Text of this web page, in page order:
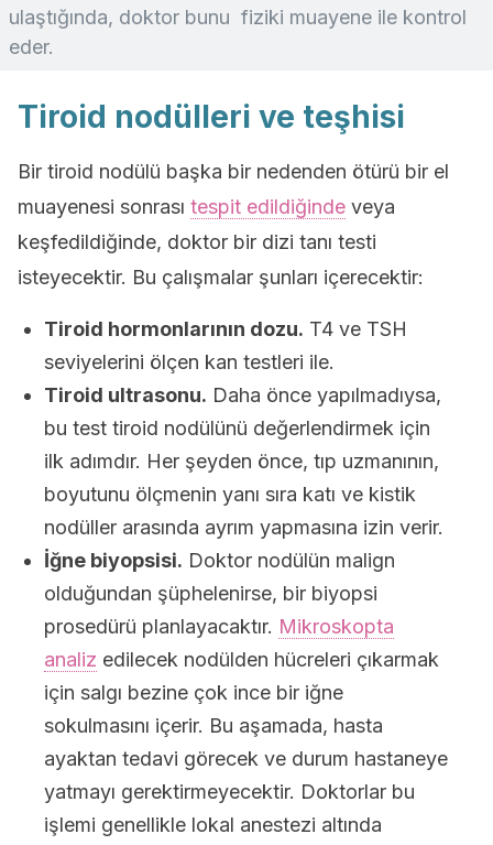
ulaştığında, doktor bunu fiziki muayene ile kontrol
eder.
Tiroid nodülleri ve teşhisi
Bir tiroid nodülü başka bir nedenden ötürü bir el
muayenesi sonrası tespit edildiğinde veya
keşfedildiğinde, doktor bir dizi tanı testi
isteyecektir. Bu çalışmalar şunları içerecektir:
Tiroid hormonlarının dozu. T4 ve TSH
seviyelerini ölçen kan testleri ile.
Tiroid ultrasonu. Daha önce yapılmadıysa,
bu test tiroid nodülünü değerlendirmek için
ilk adımdır. Her şeyden önce, tıp uzmanının,
boyutunu ölçmenin yanı sıra katı ve kistik
nodüller arasında ayrım yapmasına izin verir.
İğne biyopsisi. Doktor nodülün malign
olduğundan şüphelenirse, bir biyopsi
prosedürü planlayacaktır. Mikroskopta
analiz edilecek nodülden hücreleri çıkarmak
için salgı bezine çok ince bir iğne
sokulmasını içerir. Bu aşamada, hasta
ayaktan tedavi görecek ve durum hastaneye
yatmayı gerektirmeyecektir. Doktorlar bu
işlemi genellikle lokal anestezi altında